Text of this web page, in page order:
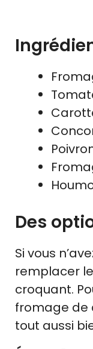
Des
Si vous
remplacer
croquant.
fromage de
tout aussi